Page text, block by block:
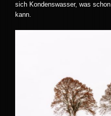
sich Kondenswasser, was
kann.